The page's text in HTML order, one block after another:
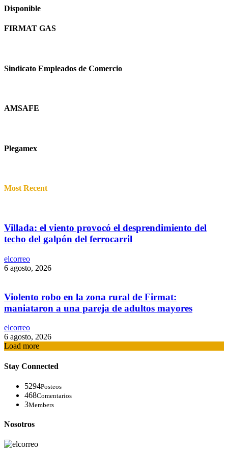
Disponible
FIRMAT GAS
Sindicato Empleados de Comercio
AMSAFE
Plegamex
Most Recent
Villada: el viento provocó el desprendimiento del
techo del galpón del ferrocarril
elcorreo
6 agosto, 2026
Violento robo en la zona rural de Firmat:
maniataron a una pareja de adultos mayores
elcorreo
6 agosto, 2026
Load more
Stay Connected
5294Posteos
468Comentarios
3Members
Nosotros